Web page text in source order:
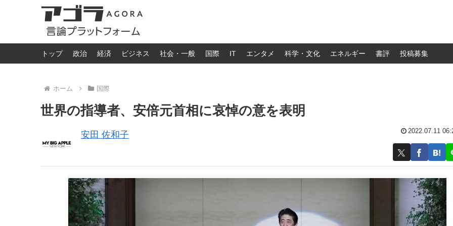
トップ 政治 経済 ビジネス 社会・一般 国際 IT エンタメ 科学・文化 エネルギー 書評 投稿募集
ホーム 国際
世界の指導者、安倍元首相に哀悼の意を表明
安田 佐和子 2022.07.11